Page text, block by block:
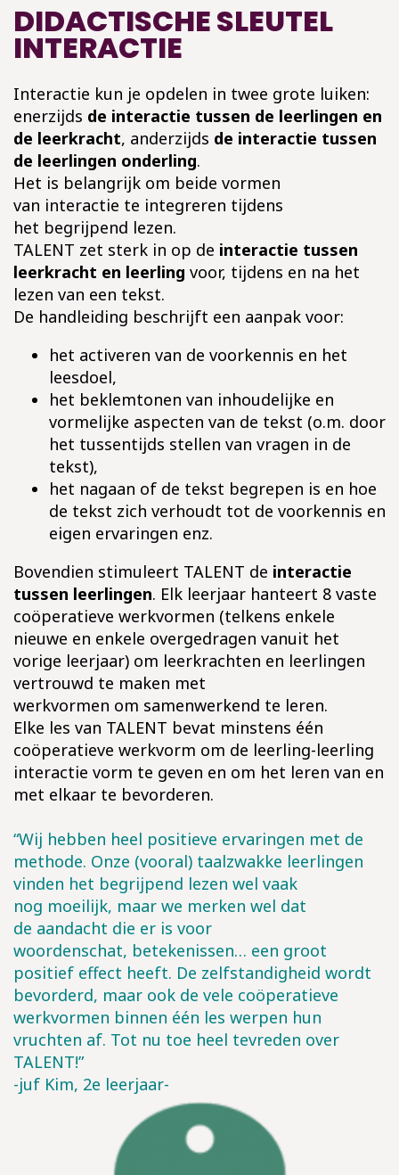
DIDACTISCHE SLEUTEL
INTERACTIE
Interactie kun je opdelen in twee grote luiken:
enerzijds de interactie tussen de leerlingen en
de leerkracht, anderzijds de interactie tussen
de leerlingen onderling.
Het is belangrijk om beide vormen
van interactie te integreren tijdens
het begrijpend lezen.
TALENT zet sterk in op de interactie tussen
leerkracht en leerling voor, tijdens en na het
lezen van een tekst.
De handleiding beschrijft een aanpak voor:
het activeren van de voorkennis en het
leesdoel,
het beklemtonen van inhoudelijke en
vormelijke aspecten van de tekst (o.m. door
het tussentijds stellen van vragen in de
tekst),
het nagaan of de tekst begrepen is en hoe
de tekst zich verhoudt tot de voorkennis en
eigen ervaringen enz.
Bovendien stimuleert TALENT de interactie
tussen leerlingen. Elk leerjaar hanteert 8 vaste
coöperatieve werkvormen (telkens enkele
nieuwe en enkele overgedragen vanuit het
vorige leerjaar) om leerkrachten en leerlingen
vertrouwd te maken met
werkvormen om samenwerkend te leren.
Elke les van TALENT bevat minstens één
coöperatieve werkvorm om de leerling-leerling
interactie vorm te geven en om het leren van en
met elkaar te bevorderen.
“Wij hebben heel positieve ervaringen met de
methode. Onze (vooral) taalzwakke leerlingen
vinden het begrijpend lezen wel vaak
nog moeilijk, maar we merken wel dat
de aandacht die er is voor
woordenschat, betekenissen… een groot
positief effect heeft. De zelfstandigheid wordt
bevorderd, maar ook de vele coöperatieve
werkvormen binnen één les werpen hun
vruchten af. Tot nu toe heel tevreden over
TALENT!”
-juf Kim, 2e leerjaar-